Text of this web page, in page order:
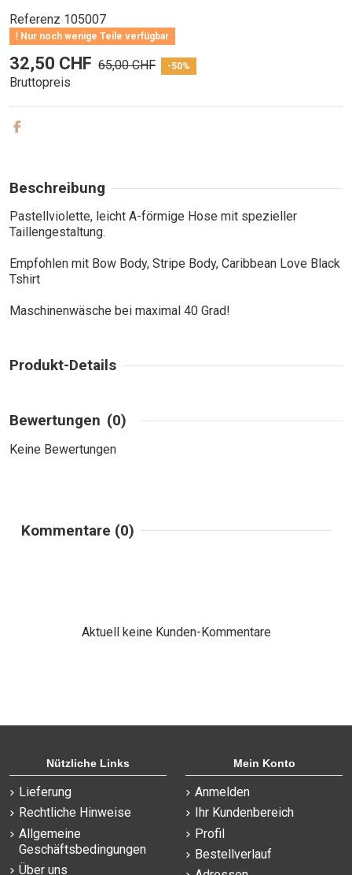
Referenz 105007
Nur noch wenige Teile verfügbar
32,50 CHF 65,00 CHF -50%
Bruttopreis
Beschreibung
Pastellviolette, leicht A-förmige Hose mit spezieller
Taillengestaltung.
Empfohlen mit Bow Body, Stripe Body, Caribbean Love Black
Tshirt
Maschinenwäsche bei maximal 40 Grad!
Produkt-Details
Bewertungen (0)
Keine Bewertungen
Kommentare (0)
Aktuell keine Kunden-Kommentare
Nützliche Links
Lieferung
Rechtliche Hinweise
Allgemeine
Geschäftsbedingungen
Über uns
Mein Konto
Anmelden
Ihr Kundenbereich
Profil
Bestellverlauf